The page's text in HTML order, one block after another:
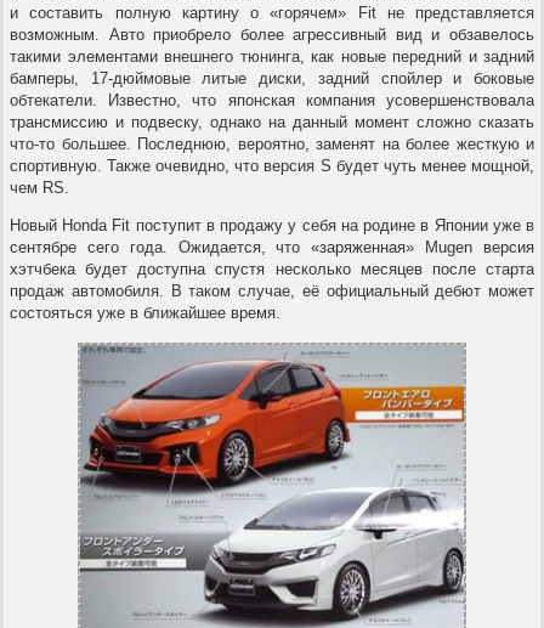
и составить полную картину о «горячем» Fit не представляется
возможным. Авто приобрело более агрессивный вид и обзавелось
такими элементами внешнего тюнинга, как новые передний и задний
бамперы, 17-дюймовые литые диски, задний спойлер и боковые
обтекатели. Известно, что японская компания усовершенствовала
трансмиссию и подвеску, однако на данный момент сложно сказать
что-то большее. Последнюю, вероятно, заменят на более жесткую и
спортивную. Также очевидно, что версия S будет чуть менее мощной,
чем RS.
Новый Honda Fit поступит в продажу у себя на родине в Японии уже в
сентябре сего года. Ожидается, что «заряженная» Mugen версия
хэтчбека будет доступна спустя несколько месяцев после старта
продаж автомобиля. В таком случае, её официальный дебют может
состояться уже в ближайшее время.